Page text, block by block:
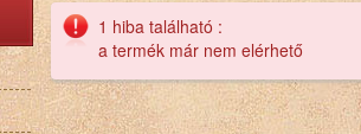
1 hiba található :
a termék már nem elérhető